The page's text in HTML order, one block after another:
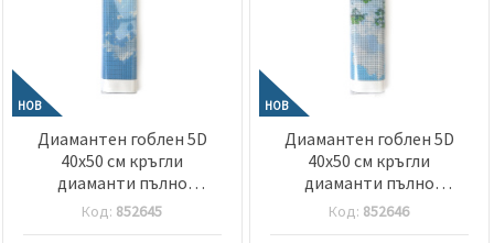
НОВ
Диамантен гоблен 5D
40x50 см кръгли
диаманти пълно
облепяне - Крайбрежен
Код: 852645
НОВ
Диамантен гоблен 5D
40x50 см кръгли
диаманти пълно
облепяне - Морска
Код: 852646